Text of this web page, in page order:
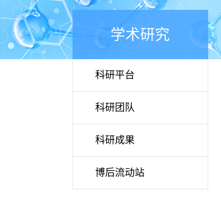
学术研究
科研平台
科研团队
科研成果
博后流动站